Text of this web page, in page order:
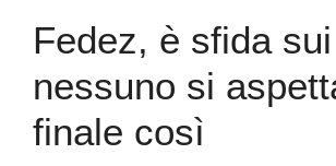
Fedez, è sfida
nessuno si
finale così